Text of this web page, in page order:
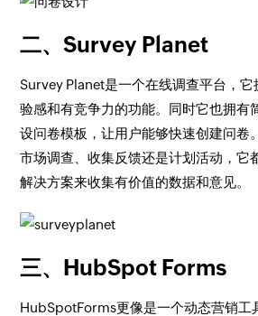
二、Survey Planet
Survey Planet是一个在线调查平台，
验感和有竞争力的功能。同时它也拥有
设问卷模板，让用户能够快速创建问卷
市场调查、收集反馈还是计划活动，它
解决方案来收集有价值的数据和意见。
三、HubSpot Forms
HubSpotForms更像是一个动态营销工